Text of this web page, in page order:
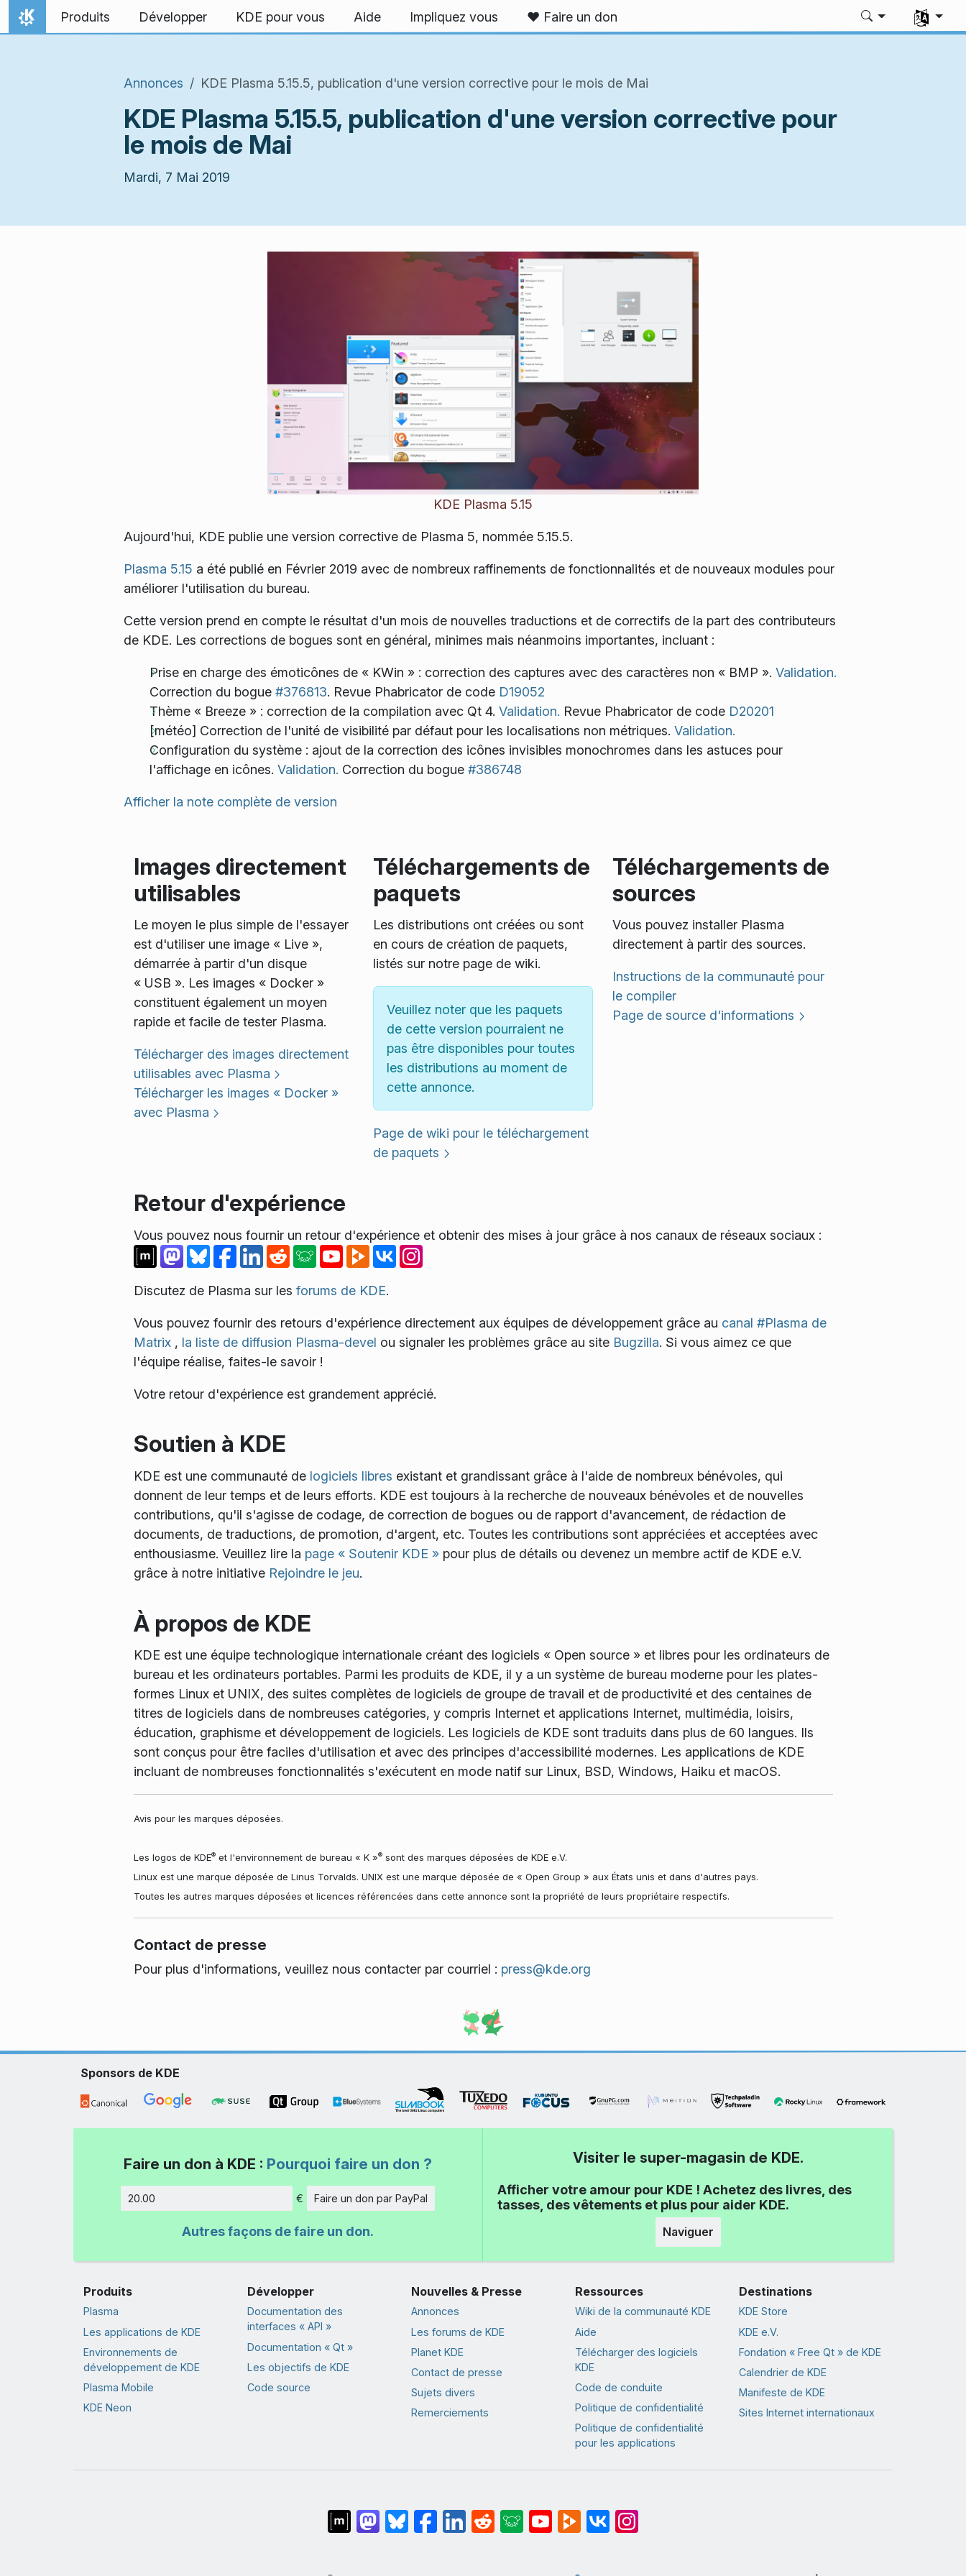
Aller directement au contenu
Accueil
Produits Développer KDE pour vous Aide Impliquez vous ❤️ Faire un don
Annonces KDE Plasma 5.15.5, publication d'une version corrective pour le mois de Mai
KDE Plasma 5.15.5, publication d'une version corrective pour
le mois de Mai
Mardi, 7 Mai 2019
KDE Plasma 5.15
Aujourd'hui, KDE publie une version corrective de Plasma 5, nommée 5.15.5.
Plasma 5.15 a été publié en Février 2019 avec de nombreux raffinements de fonctionnalités et de nouveaux modules pour
améliorer l'utilisation du bureau.
Cette version prend en compte le résultat d'un mois de nouvelles traductions et de correctifs de la part des contributeurs
de KDE. Les corrections de bogues sont en général, minimes mais néanmoins importantes, incluant :
Prise en charge des émoticônes de « KWin » : correction des captures avec des caractères non « BMP ». Validation.
Correction du bogue #376813. Revue Phabricator de code D19052
Thème « Breeze » : correction de la compilation avec Qt 4. Validation. Revue Phabricator de code D20201
[météo] Correction de l'unité de visibilité par défaut pour les localisations non métriques. Validation.
Configuration du système : ajout de la correction des icônes invisibles monochromes dans les astuces pour
l'affichage en icônes. Validation. Correction du bogue #386748
Afficher la note complète de version
Images directement
utilisables
Le moyen le plus simple de l'essayer
est d'utiliser une image « Live »,
démarrée à partir d'un disque
« USB ». Les images « Docker »
constituent également un moyen
rapide et facile de tester Plasma.
Télécharger des images directement
utilisables avec Plasma
Télécharger les images « Docker »
avec Plasma
Téléchargements de
paquets
Les distributions ont créées ou sont
en cours de création de paquets,
listés sur notre page de wiki.
Veuillez noter que les paquets
de cette version pourraient ne
pas être disponibles pour toutes
les distributions au moment de
cette annonce.
Page de wiki pour le téléchargement
de paquets
Téléchargements de
sources
Vous pouvez installer Plasma
directement à partir des sources.
Instructions de la communauté pour
le compiler
Page de source d'informations
Retour d'expérience
Vous pouvez nous fournir un retour d'expérience et obtenir des mises à jour grâce à nos canaux de réseaux sociaux :
Discutez de Plasma sur les forums de KDE.
Vous pouvez fournir des retours d'expérience directement aux équipes de développement grâce au canal #Plasma de
Matrix , la liste de diffusion Plasma-devel ou signaler les problèmes grâce au site Bugzilla. Si vous aimez ce que
l'équipe réalise, faites-le savoir !
Votre retour d'expérience est grandement apprécié.
Soutien à KDE
KDE est une communauté de logiciels libres existant et grandissant grâce à l'aide de nombreux bénévoles, qui
donnent de leur temps et de leurs efforts. KDE est toujours à la recherche de nouveaux bénévoles et de nouvelles
contributions, qu'il s'agisse de codage, de correction de bogues ou de rapport d'avancement, de rédaction de
documents, de traductions, de promotion, d'argent, etc. Toutes les contributions sont appréciées et acceptées avec
enthousiasme. Veuillez lire la page « Soutenir KDE »pour plus de détails ou devenez un membre actif de KDE e.V.
grâce à notre initiative Rejoindre le jeu.
À propos de KDE
KDE est une équipe technologique internationale créant des logiciels « Open source » et libres pour les ordinateurs de
bureau et les ordinateurs portables. Parmi les produits de KDE, il y a un système de bureau moderne pour les plates-
formes Linux et UNIX, des suites complètes de logiciels de groupe de travail et de productivité et des centaines de
titres de logiciels dans de nombreuses catégories, y compris Internet et applications Internet, multimédia, loisirs,
éducation, graphisme et développement de logiciels. Les logiciels de KDE sont traduits dans plus de 60 langues. Ils
sont conçus pour être faciles d'utilisation et avec des principes d'accessibilité modernes. Les applications de KDE
incluant de nombreuses fonctionnalités s'exécutent en mode natif sur Linux, BSD, Windows, Haiku et macOS.
Avis pour les marques déposées.
Les logos de KDE®et l'environnement de bureau « K »®sont des marques déposées de KDE e.V.
Linux est une marque déposée de Linus Torvalds. UNIX est une marque déposée de « Open Group » aux États unis et dans d'autres pays.
Toutes les autres marques déposées et licences référencées dans cette annonce sont la propriété de leurs propriétaire respectifs.
Contact de presse
Pour plus d'informations, veuillez nous contacter par courriel : press@kde.org
Sponsors de KDE
Faire un don à KDE : Pourquoi faire un don ?
Montant
€ Faire un don par PayPal
Autres façons de faire un don.
Visiter le super-magasin de KDE.
Afficher votre amour pour KDE ! Achetez des livres, des
tasses, des vêtements et plus pour aider KDE.
Naviguer
Produits
Plasma
Les applications de KDE
Environnements de
développement de KDE
Plasma Mobile
KDE Neon
Développer
Documentation des
interfaces « API »
Documentation « Qt »
Les objectifs de KDE
Code source
Nouvelles & Presse
Annonces
Les forums de KDE
Planet KDE
Contact de presse
Sujets divers
Remerciements
Ressources
Wiki de la communauté KDE
Aide
Télécharger des logiciels
KDE
Code de conduite
Politique de confidentialité
Politique de confidentialité
pour les applications
Destinations
KDE Store
KDE e.V.
Fondation « Free Qt » de KDE
Calendrier de KDE
Manifeste de KDE
Sites Internet internationaux